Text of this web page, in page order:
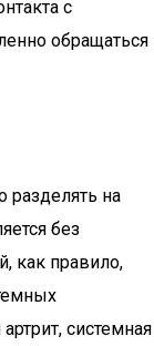
с
обращаться
на
без
как правило,
системная